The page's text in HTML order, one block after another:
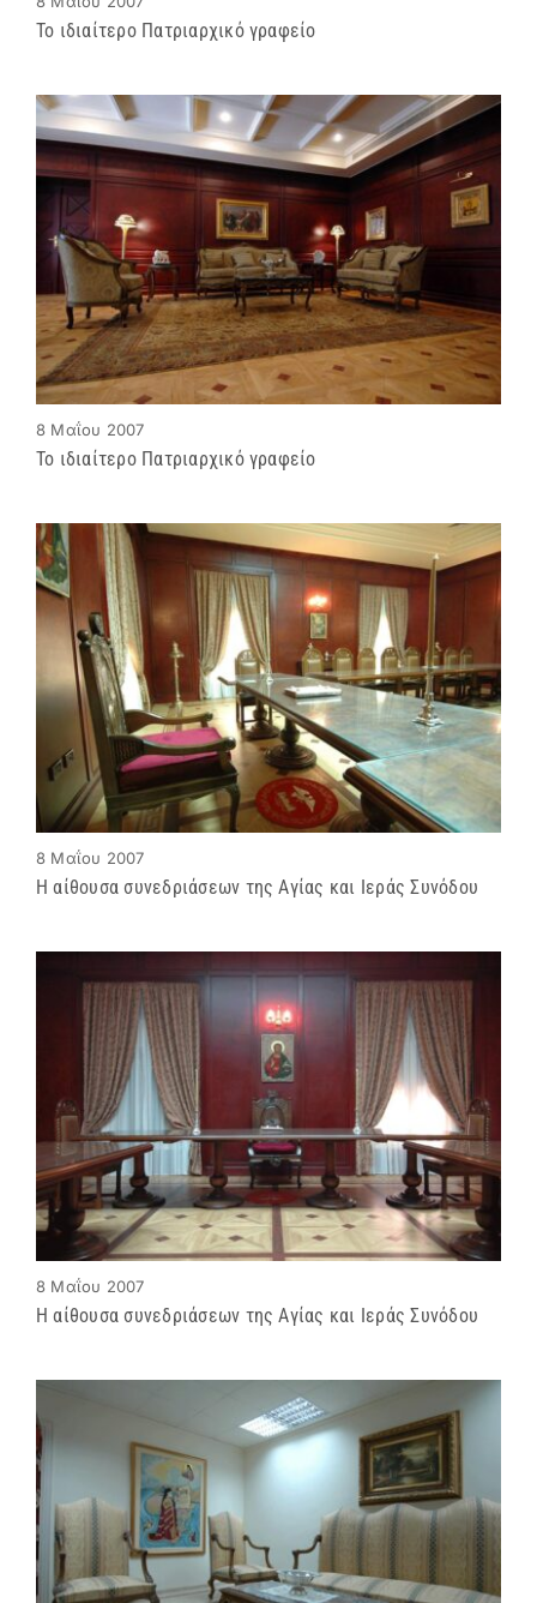
Το ιδιαίτερο Πατριαρχικό γραφείο
8 Μαΐου 2007
Το ιδιαίτερο Πατριαρχικό γραφείο
8 Μαΐου 2007
Η αίθουσα συνεδριάσεων της Αγίας και Ιεράς Συνόδου
8 Μαΐου 2007
Η αίθουσα συνεδριάσεων της Αγίας και Ιεράς Συνόδου